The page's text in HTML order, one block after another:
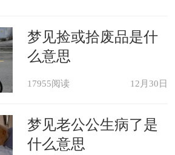
梦见捡或拾废品是什
么意思
17955阅读 12月30日
梦见老公公生病了是
什么意思